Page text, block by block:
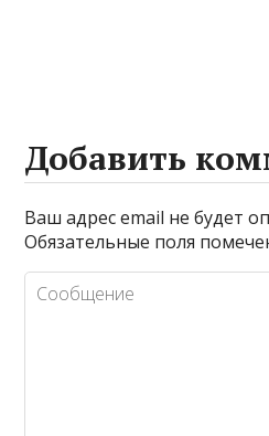
Добавить
Ваш адрес email не будет
Обязательные поля